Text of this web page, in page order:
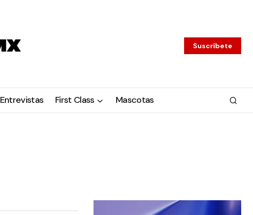
Suscríbete
Entrevistas First Class Mascotas